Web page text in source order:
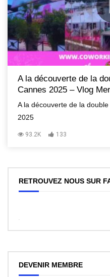
A la découverte de la
Cannes 2025 – Vlog
A la découverte de la
2025
93.2K 133
RETROUVEZ NOUS SUR
DEVENIR MEMBRE